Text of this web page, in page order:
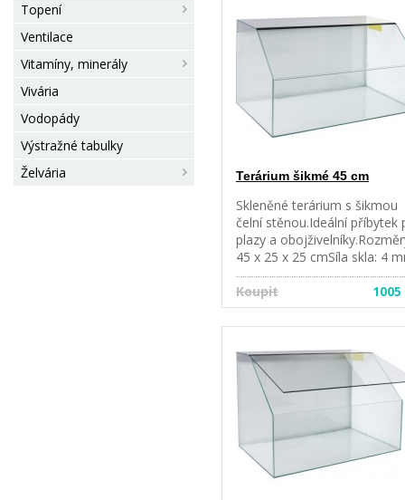
Topení
Ventilace
Vitamíny, minerály
Vivária
Vodopády
Výstražné tabulky
Želvária
Terárium šikmé 45 cm
Skleněné terárium s šikmou
čelní stěnou.Ideální příbytek
plazy a
45 x 25 x 25 cmSíla skla: 4
Koupit
1005